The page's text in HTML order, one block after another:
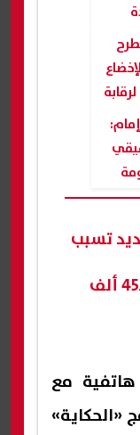
تسبب
في تعطيل صرف المعاشات لـ45 ألف
مع
«الحكاية»